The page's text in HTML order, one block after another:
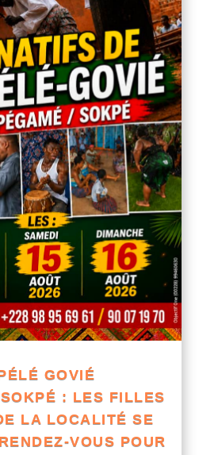
GOVIÉ
: LES FILLES
LA LOCALITÉ SE
VOUS POUR